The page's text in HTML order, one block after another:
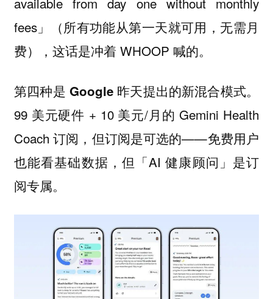
fees」（所有功能从第一天就可用，无需月
费），这话是冲着 WHOOP 喊的。
第四种是 Google 昨天提出的新混合模式。
99 美元硬件 + 10 美元/月的 Gemini Health
Coach 订阅，但订阅是可选的——免费用户
也能看基础数据，但「AI 健康顾问」是订
阅专属。